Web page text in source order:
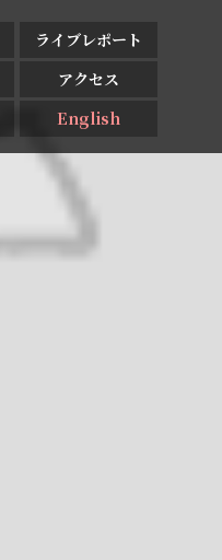
ライブレポート
アクセス
English